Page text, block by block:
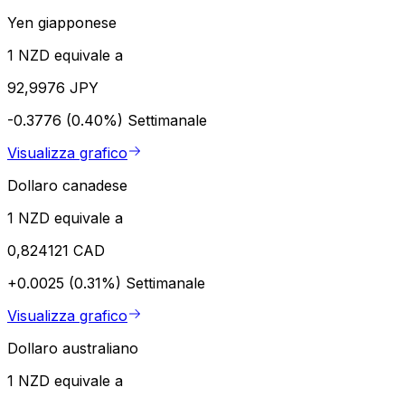
Yen giapponese
1 NZD equivale a
92,9976 JPY
-0.3776 (0.40%) Settimanale
Visualizza grafico
Dollaro canadese
1 NZD equivale a
0,824121 CAD
+0.0025 (0.31%) Settimanale
Visualizza grafico
Dollaro australiano
1 NZD equivale a